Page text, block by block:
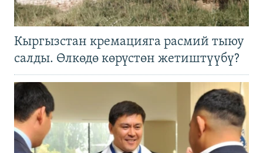
Кыргызстан кремацияга расмий тыюу
салды. Өлкөдө көрүстөн жетиштүүбү?